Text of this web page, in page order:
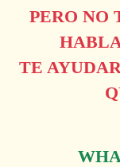
PERO NO
TE